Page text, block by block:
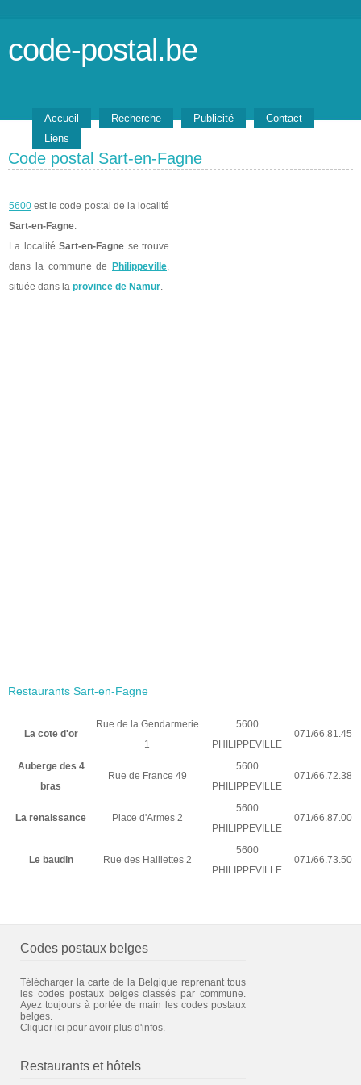
code-postal.be
Accueil Recherche Publicité
Contact
Liens
Code postal Sart-en-Fagne
5600 est le code postal de la localité
Sart-en-Fagne.
La localité Sart-en-Fagne se trouve
dans la commune de
Philippeville,
située dans la province de Namur.
Restaurants Sart-en-Fagne
La cote d'or
Rue de la Gendarmerie
1
5600
PHILIPPEVILLE
071/66.81.45
Auberge des 4
bras
Rue de France 49
5600
PHILIPPEVILLE
071/66.72.38
La renaissance Place d'Armes 2
5600
PHILIPPEVILLE
071/66.87.00
Le baudin Rue des Haillettes 2
5600
PHILIPPEVILLE
071/66.73.50
Codes postaux belges
Télécharger la carte de la Belgique reprenant tous
les codes postaux belges classés par commune.
Ayez toujours à portée de main les codes postaux
belges.
Cliquer ici pour avoir plus d'infos.
Restaurants et hôtels